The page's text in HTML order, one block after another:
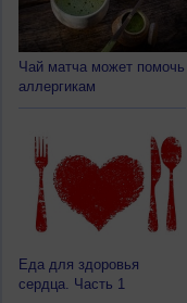
Чай матча может помочь
аллергикам
Еда для здоровья
сердца. Часть 1